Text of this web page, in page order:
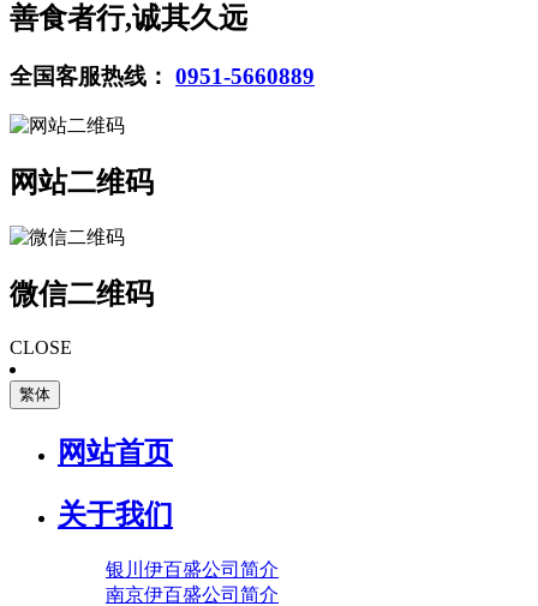
善食者行,诚其久远
全国客服热线： 0951-5660889
网站二维码
微信二维码
CLOSE
繁体
网站首页
关于我们
银川伊百盛公司简介
南京伊百盛公司简介